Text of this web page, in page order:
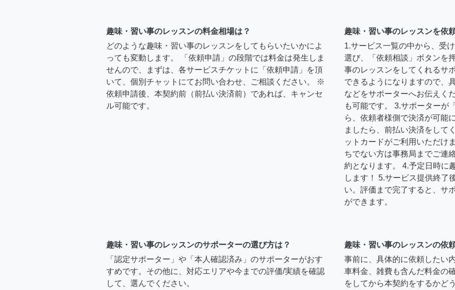
趣味・習い事のレッスンの料金相場は？
どのような趣味・習い事のレッスンをしてもらいたいかによ
っても変動します。 「依頼申請」の段階では料金は発生しま
せんので、まずは、各サービスチケットに「依頼申請」を頂
いて、個別チャットにてお問い合わせ、ご相談ください。 ※
依頼申請後、本契約前（前払い決済前）であれば、キャンセ
ル可能です。
趣味・習い事のレッスンを依
1.サービス一覧の中から、受
選び、「依頼相談」ボタンを
事のレッスンをしてくれるサ
できるようになりますので、
などをサポーターへお伝えく
も可能です。 3.サポーターが
ら、依頼者様側で決済が可能
ましたら、前払い決済をして
ットカードがご利用いただけ
ちでない方は事務局までご連
約となります。 4.予定日時に
します！ 5.サービス提供終了
い。評価まで完了すると、サ
ができます。
趣味・習い事のレッスンのサポーターの選び方は？
「認定サポーター」や「本人確認済み」のサポーターがおす
すめです。その他に、対応エリアや今までの評価/実績を確認
して、選んでください。
趣味・習い事のレッスンの依
事前に、具体的に依頼したい
車料金、雑費も含んだ料金の
をしてから本契約をするかど